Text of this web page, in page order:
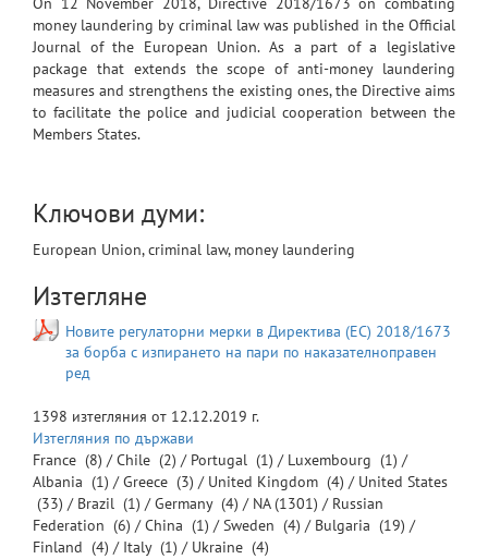
money laundering by criminal law was published in the Official
Journal of the European Union. As a part of a legislative
package that extends the scope of anti-money laundering
measures and strengthens the existing ones, the Directive aims
to facilitate the police and judicial cooperation between the
Members States.
Ключови думи:
European Union, criminal law, money laundering
Изтегляне
Новите регулаторни мерки в Директива (ЕС) 2018/1673
за борба с изпирането на пари по наказателноправен
ред
1398 изтегляния от 12.12.2019 г.
Изтегляния по държави
France (8) /Chile (2) / Portugal (1) / Luxembourg (1) /
Albania (1) /Greece (3) / United Kingdom (4) / United States
(33) / Brazil (1) /Germany (4) / NA(1301) / Russian
Federation (6) /China (1) /Sweden (4) / Bulgaria (19) /
Finland (4) / Italy (1) / Ukraine (4)